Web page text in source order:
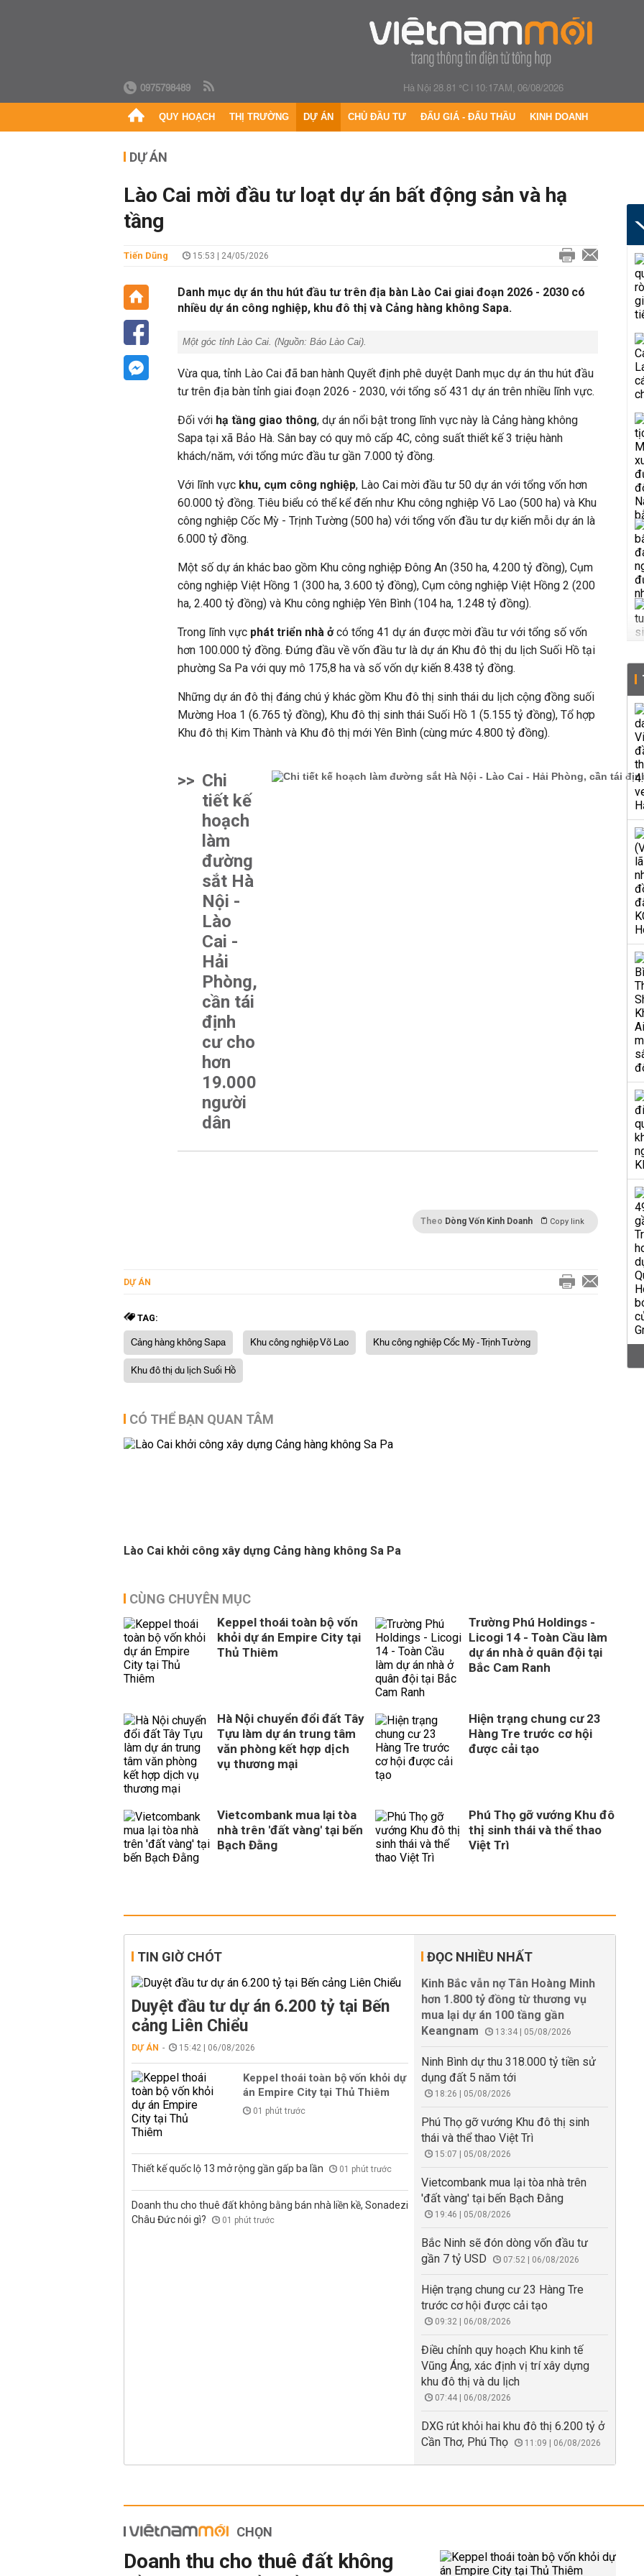
0975798489 Hà Nội 28.81 °C| 10:17AM, 06/08/2026
QUY HOẠCH THỊ TRƯỜNG DỰ ÁN CHỦ ĐẦU TƯ ĐẤU GIÁ - ĐẤU THẦU KINH DOANH
DỰ ÁN
Lào Cai mời đầu tư loạt dự án bất động sản và hạ
tầng
Tiến Dũng 15:53 | 24/05/2026
Danh mục dự án thu hút đầu tư trên địa bàn Lào Cai giai đoạn 2026 - 2030 có
nhiều dự án công nghiệp, khu đô thị và Cảng hàng không Sapa.
Một góc tỉnh Lào Cai. (Nguồn: Báo Lào Cai).
Vừa qua, tỉnh Lào Cai đã ban hành Quyết định phê duyệt Danh mục dự án thu hút đầu
tư trên địa bàn tỉnh giai đoạn 2026 - 2030, với tổng số 431 dự án trên nhiều lĩnh vực.
Đối với hạ tầng giao thông, dự án nổi bật trong lĩnh vực này là Cảng hàng không
Sapa tại xã Bảo Hà. Sân bay có quy mô cấp 4C, công suất thiết kế 3 triệu hành
khách/năm, với tổng mức đầu tư gần 7.000 tỷ đồng.
Với lĩnh vực khu, cụm công nghiệp, Lào Cai mời đầu tư 50 dự án với tổng vốn hơn
60.000 tỷ đồng. Tiêu biểu có thể kể đến như Khu công nghiệp Võ Lao (500 ha) và Khu
công nghiệp Cốc Mỳ - Trịnh Tường (500 ha) với tổng vốn đầu tư dự kiến mỗi dự án là
6.000 tỷ đồng.
Một số dự án khác bao gồm Khu công nghiệp Đông An (350 ha, 4.200 tỷ đồng), Cụm
công nghiệp Việt Hồng 1 (300 ha, 3.600 tỷ đồng), Cụm công nghiệp Việt Hồng 2 (200
ha, 2.400 tỷ đồng) và Khu công nghiệp Yên Bình (104 ha, 1.248 tỷ đồng).
Trong lĩnh vực phát triển nhà ởcó tổng 41 dự án được mời đầu tư với tổng số vốn
hơn 100.000 tỷ đồng. Đứng đầu về vốn đầu tư là dự án Khu đô thị du lịch Suối Hồ tại
phường Sa Pa với quy mô 175,8 ha và số vốn dự kiến 8.438 tỷ đồng.
Những dự án đô thị đáng chú ý khác gồm Khu đô thị sinh thái du lịch cộng đồng suối
Mường Hoa 1 (6.765 tỷ đồng), Khu đô thị sinh thái Suối Hồ 1 (5.155 tỷ đồng), Tổ hợp
Khu đô thị Kim Thành và Khu đô thị mới Yên Bình (cùng mức 4.800 tỷ đồng).
>> Chi
tiết kế
hoạch
làm
đường
sắt Hà
Nội -
Lào
Cai -
Hải
Phòng,
cần tái
định
cư cho
hơn
19.000
người
dân
Theo Dòng Vốn Kinh Doanh Copy link
DỰ ÁN
TAG:
Cảng hàng không Sapa Khu công nghiệp Võ Lao
Khu công nghiệp Cốc Mỳ - Trịnh Tường
Khu đô thị du lịch Suối Hồ
CÓ THỂ BẠN QUAN TÂM
Lào Cai khởi công xây dựng Cảng hàng không Sa Pa
CÙNG CHUYÊN MỤC
Keppel thoái toàn bộ vốn
khỏi dự án Empire City tại
Thủ Thiêm
Trường Phú Holdings -
Licogi 14 - Toàn Cầu làm
dự án nhà ở quân đội tại
Bắc Cam Ranh
Hà Nội chuyển đổi đất Tây
Tựu làm dự án trung tâm
văn phòng kết hợp dịch
vụ thương mại
Hiện trạng chung cư 23
Hàng Tre trước cơ hội
được cải tạo
Vietcombank mua lại tòa
nhà trên 'đất vàng' tại bến
Bạch Đằng
Phú Thọ gỡ vướng Khu đô
thị sinh thái và thể thao
Việt Trì
TIN GIỜ CHÓT
Duyệt đầu tư dự án 6.200 tỷ tại Bến
cảng Liên Chiểu
DỰ ÁN 15:42 | 06/08/2026
Keppel thoái toàn bộ vốn khỏi dự
án Empire City tại Thủ Thiêm
01 phút trước
Thiết kế quốc lộ 13 mở rộng gần gấp ba lần 01 phút trước
Doanh thu cho thuê đất không bằng bán nhà liền kề, Sonadezi
Châu Đức nói gì?
01 phút trước
ĐỌC NHIỀU NHẤT
Kinh Bắc vẫn nợ Tân Hoàng Minh
hơn 1.800 tỷ đồng từ thương vụ
mua lại dự án 100 tầng gần
Keangnam
13:34 | 05/08/2026
Ninh Bình dự thu 318.000 tỷ tiền sử
dụng đất 5 năm tới
18:26 | 05/08/2026
Phú Thọ gỡ vướng Khu đô thị sinh
thái và thể thao Việt Trì
15:07 | 05/08/2026
Vietcombank mua lại tòa nhà trên
'đất vàng' tại bến Bạch Đằng
19:46 | 05/08/2026
Bắc Ninh sẽ đón dòng vốn đầu tư
gần 7 tỷ USD
07:52 | 06/08/2026
Hiện trạng chung cư 23 Hàng Tre
trước cơ hội được cải tạo
09:32 | 06/08/2026
Điều chỉnh quy hoạch Khu kinh tế
Vũng Áng, xác định vị trí xây dựng
khu đô thị và du lịch
07:44 | 06/08/2026
DXG rút khỏi hai khu đô thị 6.200 tỷ ở
Cần Thơ, Phú Thọ
11:09 | 06/08/2026
CHỌN
Doanh thu cho thuê đất không